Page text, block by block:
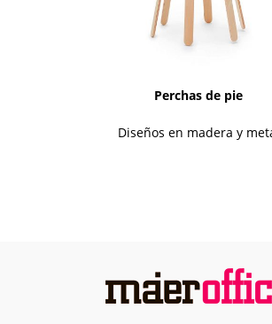
Perchas de pie
Diseños en madera y